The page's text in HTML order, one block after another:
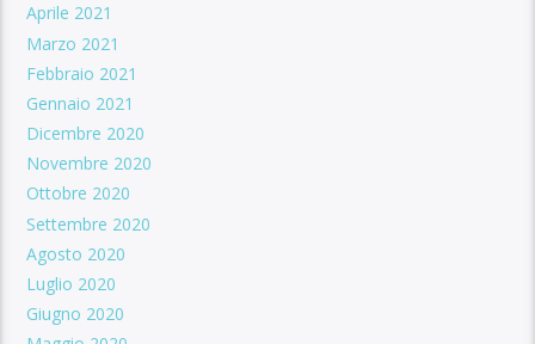
Aprile 2021
Marzo 2021
Febbraio 2021
Gennaio 2021
Dicembre 2020
Novembre 2020
Ottobre 2020
Settembre 2020
Agosto 2020
Luglio 2020
Giugno 2020